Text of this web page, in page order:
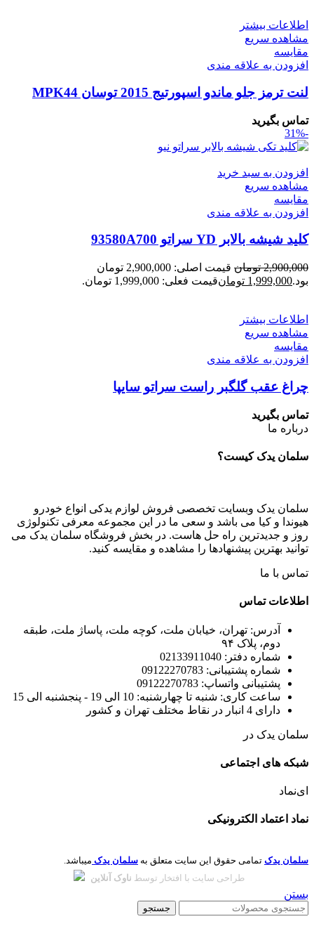
اطلاعات بیشتر
مشاهده سریع
مقایسه
افزودن به علاقه مندی
لنت ترمز جلو ماندو اسپورتیج 2015 توسان MPK44
تماس بگیرید
-31%
افزودن به سبد خرید
مشاهده سریع
مقایسه
افزودن به علاقه مندی
کلید شیشه بالابر YD سراتو 93580A700
2,900,000 تومان
قیمت اصلی: 2,900,000 تومان
بود.1,999,000 تومانقیمت فعلی: 1,999,000 تومان.
اطلاعات بیشتر
مشاهده سریع
مقایسه
افزودن به علاقه مندی
چراغ عقب گلگبر راست سراتو سایپا
تماس بگیرید
درباره ما
سلمان یدک کیست؟
سلمان یدک وبسایت تخصصی فروش لوازم یدکی انواع خودرو
هیوندا و کیا می باشد و سعی ما در این مجموعه معرفی تکنولوژی
روز و جدیدترین راه حل هاست. در بخش فروشگاه سلمان یدک می
توانید بهترین پیشنهادها را مشاهده و مقایسه کنید.
تماس با ما
اطلاعات تماس
آدرس: تهران، خیابان ملت، کوچه ملت، پاساژ ملت، طبقه
دوم، پلاک ۹۴
شماره دفتر: 02133911040
شماره پشتیبانی: 09122270783
پشتیبانی واتساپ: 09122270783
ساعت کاری: شنبه تا چهارشنبه: 10 الی 19 - پنجشنبه الی 15
دارای 4 انبار در نقاط مختلف تهران و کشور
سلمان یدک در
شبکه های اجتماعی
ای‌نماد
نماد اعتماد الکترونیکی
سلمان یدک تمامی حقوق این سایت متعلق به سلمان یدک میباشد.
طراحی سایت با افتخار توسط ناوک آنلاین
بستن
جستجو